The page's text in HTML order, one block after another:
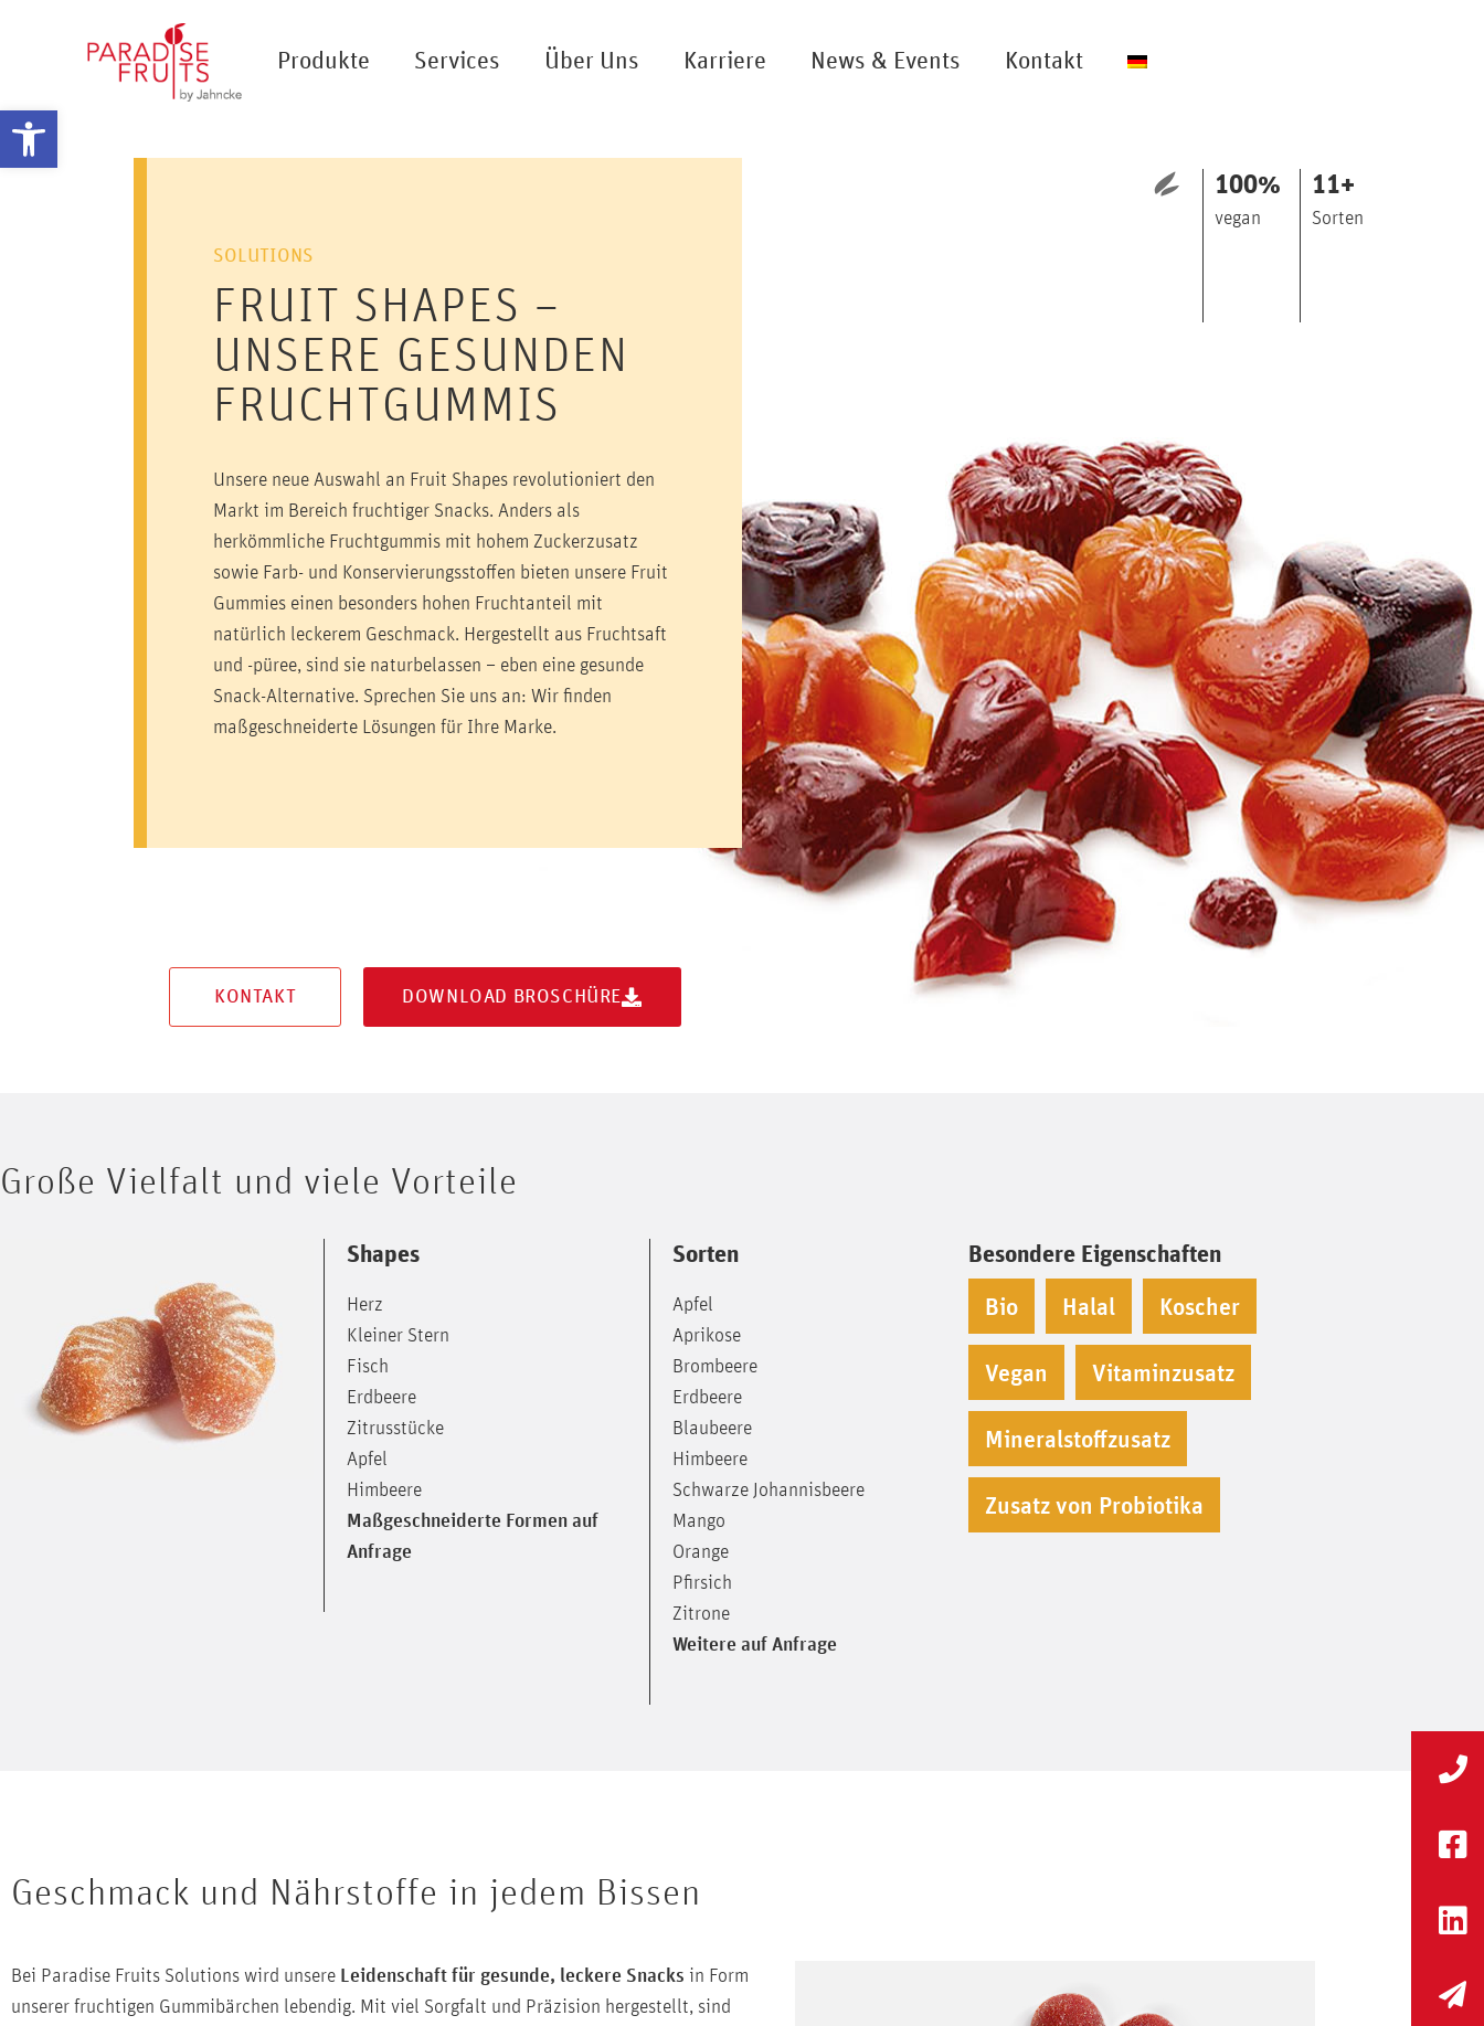
Werkzeugleiste öffnen
Produkte Services Über Uns Karriere News & Events Kontakt
SOLUTIONS
FRUIT SHAPES –
UNSERE GESUNDEN
FRUCHTGUMMIS
Unsere neue Auswahl an Fruit Shapes revolutioniert den
Markt im Bereich fruchtiger Snacks. Anders als
herkömmliche Fruchtgummis mit hohem Zuckerzusatz
sowie Farb- und Konservierungsstoffen bieten unsere Fruit
Gummies einen besonders hohen Fruchtanteil mit
natürlich leckerem Geschmack. Hergestellt aus Fruchtsaft
und -püree, sind sie naturbelassen – eben eine gesunde
Snack-Alternative. Sprechen Sie uns an: Wir finden
maßgeschneiderte Lösungen für Ihre Marke.
vegan
100%
Sorten
11+
KONTAKT DOWNLOAD BROSCHÜRE
Große Vielfalt und viele Vorteile
Shapes
Herz
Kleiner Stern
Fisch
Erdbeere
Zitrusstücke
Apfel
Himbeere
Maßgeschneiderte Formen auf
Anfrage
Sorten
Apfel
Aprikose
Brombeere
Erdbeere
Blaubeere
Himbeere
Schwarze Johannisbeere
Mango
Orange
Pfirsich
Zitrone
Weitere auf Anfrage
Besondere Eigenschaften
Bio Halal Koscher
Vegan Vitaminzusatz
Mineralstoffzusatz
Zusatz von Probiotika
Geschmack und Nährstoffe in jedem Bissen
Bei Paradise Fruits Solutions wird unsere Leidenschaft für gesunde, leckere Snacks in Form
unserer fruchtigen Gummibärchen lebendig. Mit viel Sorgfalt und Präzision hergestellt, sind